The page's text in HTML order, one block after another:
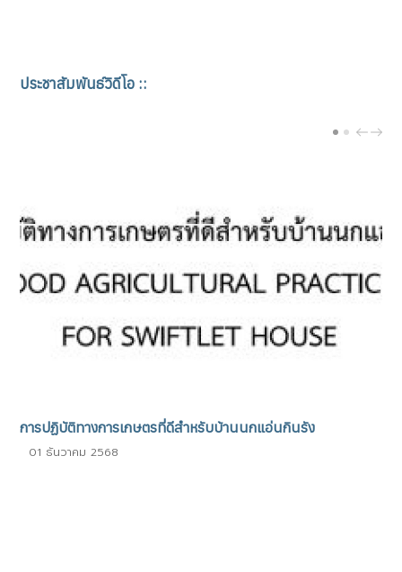
ประชาสัมพันธ์วิดีโอ ::
PREV
การปฏิบัติทางการเกษตรที่ดีสำหรับบ้านนกแอ่นกินรัง
01 ธันวาคม 2568